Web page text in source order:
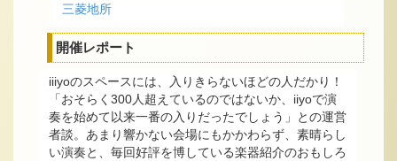
三菱地所
開催レポート
iiiyoのスペースには、入りきらないほどの人だかり！
「おそらく300人超えているのではないか、iiyoで演
奏を始めて以来一番の入りだったでしょう」との運営
者談。あまり響かない会場にもかかわらず、素晴らし
い演奏と、毎回好評を博している楽器紹介のおもしろ